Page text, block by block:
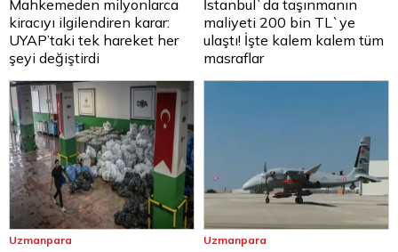
Mahkemeden milyonlarca
kiracıyı ilgilendiren karar:
UYAP’taki tek hareket her
şeyi değiştirdi
İstanbul`da taşınmanın
maliyeti 200 bin TL`ye
ulaştı! İşte kalem kalem tüm
masraflar
Uzmanpara Uzmanpara